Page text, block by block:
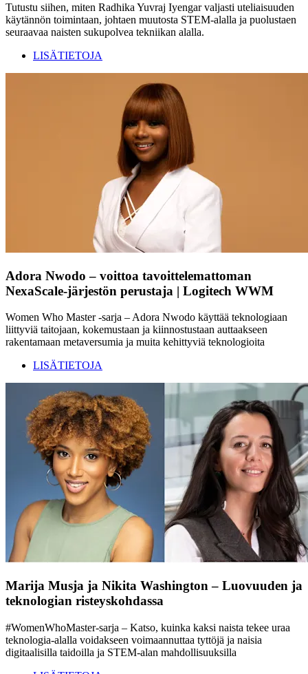
Tutustu siihen, miten Radhika Yuvraj Iyengar valjasti uteliaisuuden
käytännön toimintaan, johtaen muutosta STEM-alalla ja puolustaen
seuraavaa naisten sukupolvea tekniikan alalla.
LISÄTIETOJA
Adora Nwodo – voittoa tavoittelemattoman
NexaScale-järjestön perustaja | Logitech WWM
Women Who Master -sarja – Adora Nwodo käyttää teknologiaan
liittyviä taitojaan, kokemustaan ja kiinnostustaan auttaakseen
rakentamaan metaversumia ja muita kehittyviä teknologioita
LISÄTIETOJA
Marija Musja ja Nikita Washington – Luovuuden ja
teknologian risteyskohdassa
#WomenWhoMaster-sarja – Katso, kuinka kaksi naista tekee uraa
teknologia-alalla voidakseen voimaannuttaa tyttöjä ja naisia
digitaalisilla taidoilla ja STEM-alan mahdollisuuksilla